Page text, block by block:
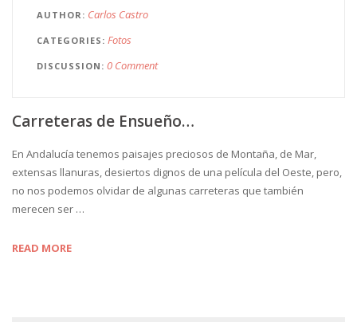
AUTHOR Carlos Castro
CATEGORIES Fotos
DISCUSSION 0 Comment
Carreteras de Ensueño…
En Andalucía tenemos paisajes preciosos de Montaña, de Mar,
extensas llanuras, desiertos dignos de una película del Oeste, pero,
no nos podemos olvidar de algunas carreteras que también
merecen ser …
READ MORE